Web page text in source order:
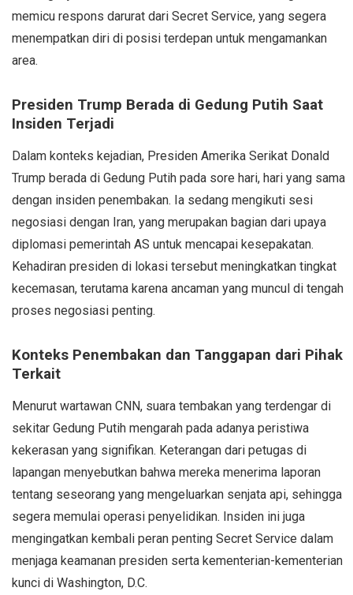
memicu respons darurat dari Secret Service, yang segera
menempatkan diri di posisi terdepan untuk mengamankan
area.
Presiden Trump Berada di Gedung Putih Saat
Insiden Terjadi
Dalam konteks kejadian, Presiden Amerika Serikat Donald
Trump berada di Gedung Putih pada sore hari, hari yang sama
dengan insiden penembakan. Ia sedang mengikuti sesi
negosiasi dengan Iran, yang merupakan bagian dari upaya
diplomasi pemerintah AS untuk mencapai kesepakatan.
Kehadiran presiden di lokasi tersebut meningkatkan tingkat
kecemasan, terutama karena ancaman yang muncul di tengah
proses negosiasi penting.
Konteks Penembakan dan Tanggapan dari Pihak
Terkait
Menurut wartawan CNN, suara tembakan yang terdengar di
sekitar Gedung Putih mengarah pada adanya peristiwa
kekerasan yang signifikan. Keterangan dari petugas di
lapangan menyebutkan bahwa mereka menerima laporan
tentang seseorang yang mengeluarkan senjata api, sehingga
segera memulai operasi penyelidikan. Insiden ini juga
mengingatkan kembali peran penting Secret Service dalam
menjaga keamanan presiden serta kementerian-kementerian
kunci di Washington, D.C.